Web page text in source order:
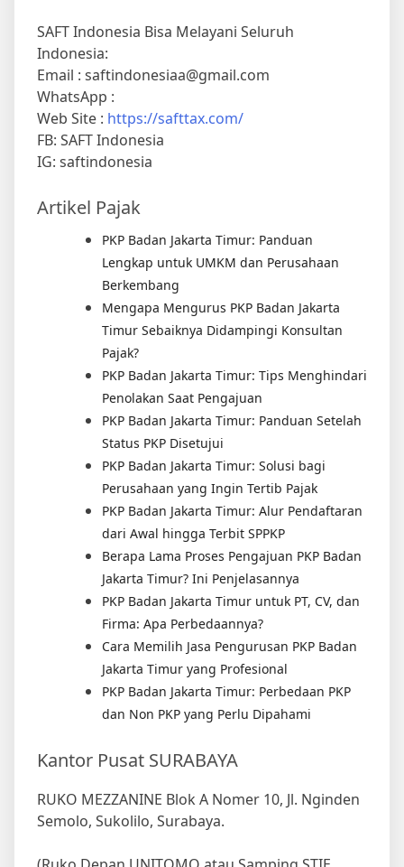
SAFT Indonesia Bisa Melayani Seluruh
Indonesia:
Email : saftindonesiaa@gmail.com
WhatsApp :
Web Site : https://safttax.com/
FB: SAFT Indonesia
IG: saftindonesia
Artikel Pajak
PKP Badan Jakarta Timur: Panduan
Lengkap untuk UMKM dan Perusahaan
Berkembang
Mengapa Mengurus PKP Badan Jakarta
Timur Sebaiknya Didampingi Konsultan
Pajak?
PKP Badan Jakarta Timur: Tips Menghindari
Penolakan Saat Pengajuan
PKP Badan Jakarta Timur: Panduan Setelah
Status PKP Disetujui
PKP Badan Jakarta Timur: Solusi bagi
Perusahaan yang Ingin Tertib Pajak
PKP Badan Jakarta Timur: Alur Pendaftaran
dari Awal hingga Terbit SPPKP
Berapa Lama Proses Pengajuan PKP Badan
Jakarta Timur? Ini Penjelasannya
PKP Badan Jakarta Timur untuk PT, CV, dan
Firma: Apa Perbedaannya?
Cara Memilih Jasa Pengurusan PKP Badan
Jakarta Timur yang Profesional
PKP Badan Jakarta Timur: Perbedaan PKP
dan Non PKP yang Perlu Dipahami
Kantor Pusat SURABAYA
RUKO MEZZANINE Blok A Nomer 10, Jl. Nginden
Semolo, Sukolilo, Surabaya.